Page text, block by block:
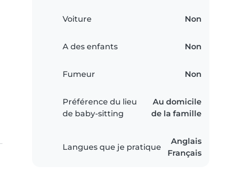
Voiture Non
A des enfants Non
Fumeur Non
Préférence du lieu
de baby-sitting
Au domicile
de la famille
Langues que je pratique
Anglais
Français